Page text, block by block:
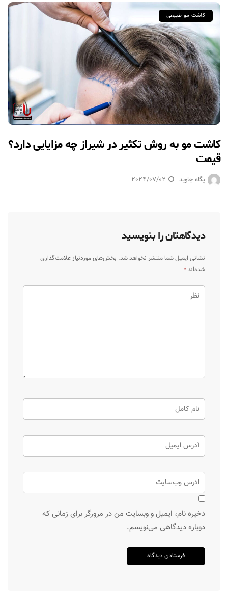
کاشت مو طبیعی
کاشت مو به روش تکثیر در شیراز چه مزایایی دارد؟
قیمت
پگاه جاوید 2024/07/02
دیدگاهتان را بنویسید
نشانی ایمیل شما منتشر نخواهد شد. بخش‌های موردنیاز علامت‌گذاری
شده‌اند*
ذخیره نام، ایمیل و وبسایت من در مرورگر برای زمانی که
دوباره دیدگاهی می‌نویسم.